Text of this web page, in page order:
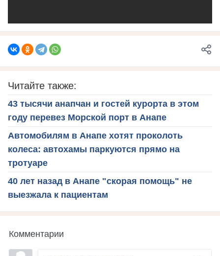
Читайте также:
43 тысячи анапчан и гостей курорта в этом
году перевез Морской порт в Анапе
Автомобилям в Анапе хотят проколоть
колеса: автохамы паркуются прямо на
тротуаре
40 лет назад в Анапе "скорая помощь" не
выезжала к пациентам
Комментарии